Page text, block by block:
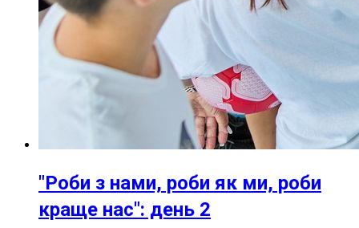
"Роби з нами, роби як ми, роби
краще нас": день 2